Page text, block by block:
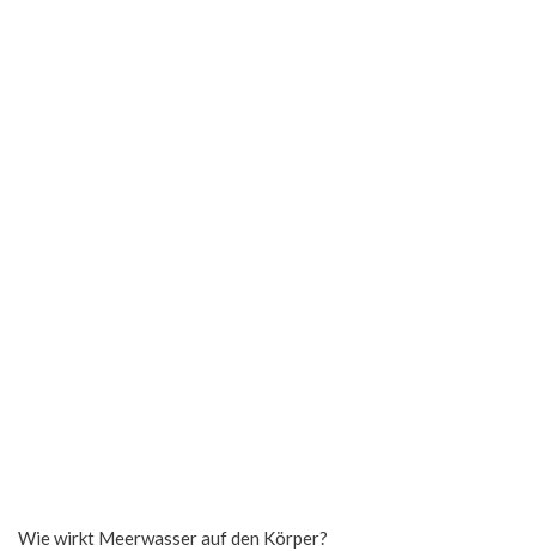
Wie wirkt Meerwasser auf den Körper?